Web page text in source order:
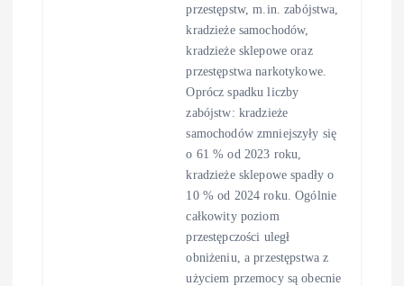
przestępstw, m.in. zabójstwa,
kradzieże samochodów,
kradzieże sklepowe oraz
przestępstwa narkotykowe.
Oprócz spadku liczby
zabójstw: kradzieże
samochodów zmniejszyły się
o 61 % od 2023 roku,
kradzieże sklepowe spadły o
10 % od 2024 roku. Ogólnie
całkowity poziom
przestępczości uległ
obniżeniu, a przestępstwa z
użyciem przemocy są obecnie